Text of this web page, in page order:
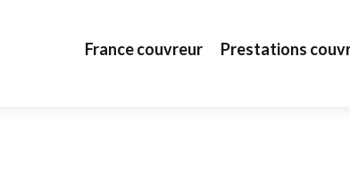
France couvreur Prestations